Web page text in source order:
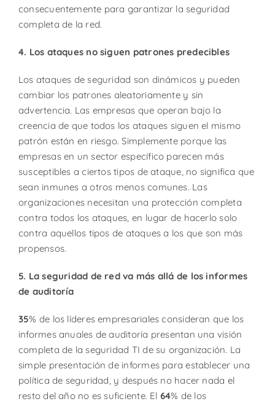
consecuentemente para garantizar la seguridad
completa de la red.
4. Los ataques no siguen patrones predecibles
Los ataques de seguridad son dinámicos y pueden
cambiar los patrones aleatoriamente y sin
advertencia. Las empresas que operan bajo la
creencia de que todos los ataques siguen el mismo
patrón están en riesgo. Simplemente porque las
empresas en un sector específico parecen más
susceptibles a ciertos tipos de ataque, no significa que
sean inmunes a otros menos comunes. Las
organizaciones necesitan una protección completa
contra todos los ataques, en lugar de hacerlo solo
contra aquellos tipos de ataques a los que son más
propensos.
5. La seguridad de red va más allá de los informes
de auditoría
35% de los líderes empresariales consideran que los
informes anuales de auditoría presentan una visión
completa de la seguridad TI de su organización. La
simple presentación de informes para establecer una
política de seguridad, y después no hacer nada el
resto del año no es suficiente. El 64% de los